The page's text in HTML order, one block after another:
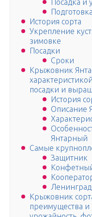
Посадка и
История сорта
Укрепление
зимовке
Посадки
Сроки
Крыжовник
посадки и
История
Описание
Янтарный
Самые
Защитник
Крыжовник
преимущества и